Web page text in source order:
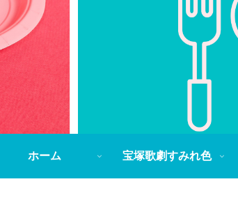
ホーム 宝塚歌劇すみれ色